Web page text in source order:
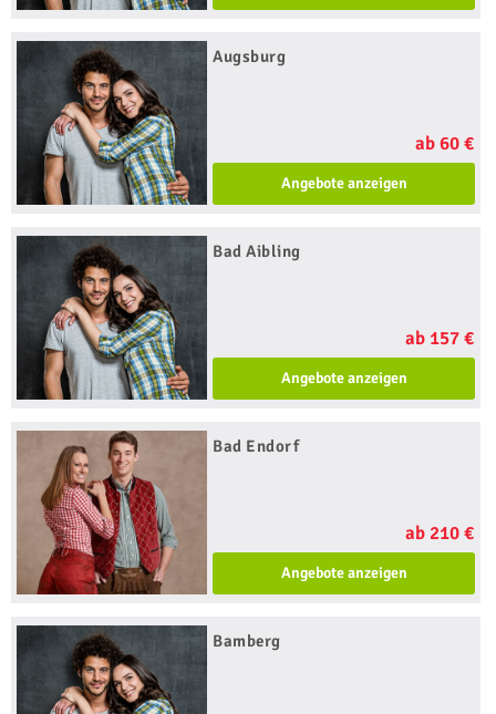
Augsburg
ab 60 €
Angebote anzeigen
Bad Aibling
ab 157 €
Angebote anzeigen
Bad Endorf
ab 210 €
Angebote anzeigen
Bamberg